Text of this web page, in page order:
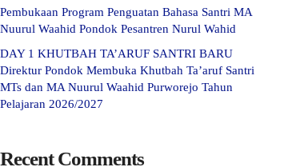
Pembukaan Program Penguatan Bahasa Santri MA
Nuurul Waahid Pondok Pesantren Nurul Wahid
DAY 1 KHUTBAH TA’ARUF SANTRI BARU
Direktur Pondok Membuka Khutbah Ta’aruf Santri
MTs dan MA Nuurul Waahid Purworejo Tahun
Pelajaran 2026/2027
Recent Comments